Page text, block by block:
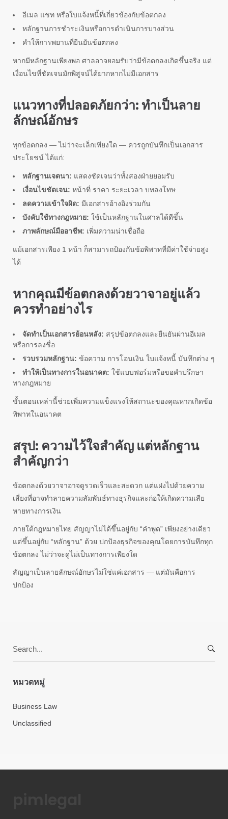
อีเมล แชท หรือใบแจ้งหนี้ที่เกี่ยวข้องกับข้อตกลง
หลักฐานการชำระเงินหรือการดำเนินการบางส่วน
คำให้การพยานที่ยืนยันข้อตกลง
หากมีหลักฐานเพียงพอ ศาลอาจยอมรับว่ามีข้อตกลงเกิดขึ้นจริง แต่
เงื่อนไขที่ชัดเจนมักพิสูจน์ได้ยากหากไม่มีเอกสาร
แนวทางที่ปลอดภัยกว่า: ทำเป็นลาย
ลักษณ์อักษร
ทุกข้อตกลง — ไม่ว่าจะเล็กเพียงใด — ควรถูกบันทึกเป็นเอกสาร
ประโยชน์ ได้แก่:
หลักฐานเจตนา: แสดงชัดเจนว่าทั้งสองฝ่ายยอมรับ
เงื่อนไขชัดเจน: หน้าที่ ราคา ระยะเวลา บทลงโทษ
ลดความเข้าใจผิด: มีเอกสารอ้างอิงร่วมกัน
บังคับใช้ทางกฎหมาย: ใช้เป็นหลักฐานในศาลได้ดีขึ้น
ภาพลักษณ์มืออาชีพ: เพิ่มความน่าเชื่อถือ
แม้เอกสารเพียง 1 หน้า ก็สามารถป้องกันข้อพิพาทที่มีค่าใช้จ่ายสูง
ได้
หากคุณมีข้อตกลงด้วยวาจาอยู่แล้ว
ควรทำอย่างไร
จัดทำเป็นเอกสารย้อนหลัง: สรุปข้อตกลงและยืนยันผ่านอีเมล
หรือการลงชื่อ
รวบรวมหลักฐาน: ข้อความ การโอนเงิน ใบแจ้งหนี้ บันทึกต่าง ๆ
ทำให้เป็นทางการในอนาคต: ใช้แบบฟอร์มหรือขอคำปรึกษา
ทางกฎหมาย
ขั้นตอนเหล่านี้ช่วยเพิ่มความแข็งแรงให้สถานะของคุณหากเกิดข้อ
พิพาทในอนาคต
สรุป: ความไว้ใจสำคัญ แต่หลักฐาน
สำคัญกว่า
ข้อตกลงด้วยวาจาอาจดูรวดเร็วและสะดวก แต่แฝงไปด้วยความ
เสี่ยงที่อาจทำลายความสัมพันธ์ทางธุรกิจและก่อให้เกิดความเสีย
หายทางการเงิน
ภายใต้กฎหมายไทย สัญญาไม่ได้ขึ้นอยู่กับ “คำพูด” เพียงอย่างเดียว
แต่ขึ้นอยู่กับ “หลักฐาน” ด้วย ปกป้องธุรกิจของคุณโดยการบันทึกทุก
ข้อตกลง ไม่ว่าจะดูไม่เป็นทางการเพียงใด
สัญญาเป็นลายลักษณ์อักษรไม่ใช่แค่เอกสาร — แต่มันคือการ
ปกป้อง
หมวดหมู่
Business Law
Unclassified